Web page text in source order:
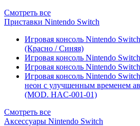
Смотреть все
Приставки Nintendo Switch
Игровая консоль Nintendo
(Красно / Синяя)
Игровая консоль Nintendo
Игровая консоль Nintendo
Игровая консоль Nintendo
неон с улучшенным временем
(MOD. HAC-001-01)
Смотреть все
Аксессуары Nintendo Switch